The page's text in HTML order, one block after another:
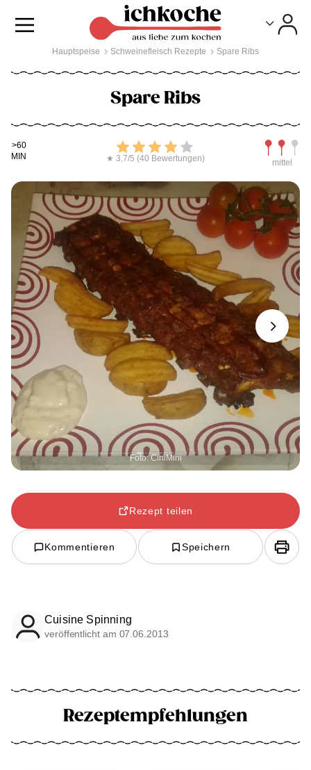
Hauptspeise Schweinefleisch Rezepte Spare Ribs
Spare Ribs
Kochdauer
>60
MIN
Bewerten
★ 3,7/5 (40 Bewertungen) mittel
Foto: CiniMini
Next
Rezept teilen
Kommentieren Speichern
Cuisine Spinning
veröffentlicht am 07.06.2013
Rezeptempfehlungen